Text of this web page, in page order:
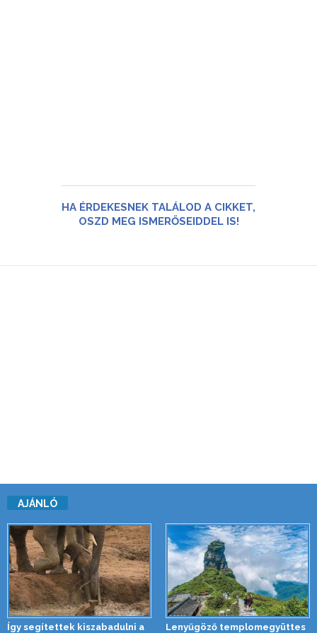
HA ÉRDEKESNEK TALÁLOD A CIKKET,
OSZD MEG ISMERŐSEIDDEL IS!
AJÁNLÓ
Így segítettek kiszabadulni a
Lenyűgöző templomegyüttes